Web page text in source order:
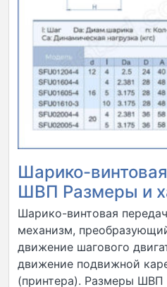
Шарико-
ШВП Размеры и
Шарико-винтовая
механизм,
движение шагового
движение подвижной
(принтера). Размеры ШВП